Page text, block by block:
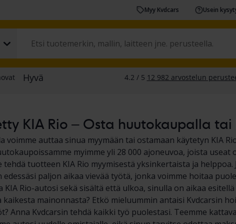
Myy Kvdcars Usein
KIA Rio – Osta huutokaupalla
voimme auttaa sinua myymään tai ostamaan käytetyn KIA
myimme yli 28 000 ajoneuvoa, joista useat
tehdä tuotteen KIA Rio myymisestä yksinkertaista ja helppoa.
edessäsi paljon aikaa vievää työtä, jonka voimme hoitaa
KIA Rio-autosi sekä sisältä että ulkoa, sinulla on aikaa
kaikesta mainonnasta? Etkö mieluummin antaisi Kvdcarsin
Anna Kvdcarsin tehdä kaikki työ puolestasi. Teemme